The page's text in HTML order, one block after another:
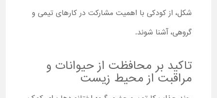
شکل، از کودکی با اهمیت مشارکت در کارهای تیمی و
گروهی، آشنا شوند.
تاکید بر محافظت از حیوانات و
مراقبت از محیط زیست